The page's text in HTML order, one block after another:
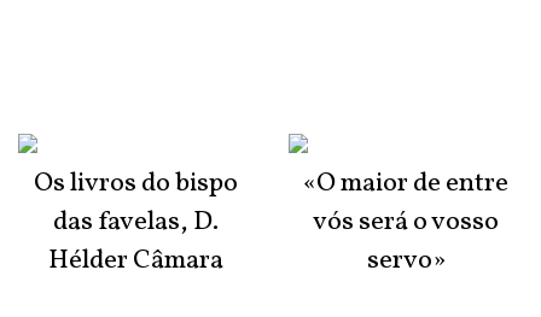
Os livros do bispo
das favelas, D.
Hélder Câmara
«O maior de entre
vós será o vosso
servo»